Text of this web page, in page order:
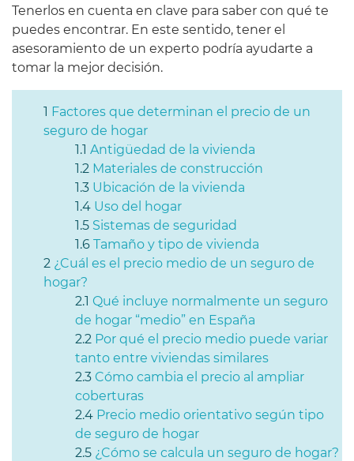
Tenerlos en cuenta en clave para saber con qué te
puedes encontrar. En este sentido, tener el
asesoramiento de un experto podría ayudarte a
tomar la mejor decisión.
Factores que determinan el precio de un
seguro de hogar
Antigüedad de la vivienda
Materiales de construcción
Ubicación de la vivienda
Uso del hogar
Sistemas de seguridad
Tamaño y tipo de vivienda
¿Cuál es el precio medio de un seguro de
hogar?
Qué incluye normalmente un seguro
de hogar “medio” en España
Por qué el precio medio puede variar
tanto entre viviendas similares
Cómo cambia el precio al ampliar
coberturas
Precio medio orientativo según tipo
de seguro de hogar
¿Cómo se calcula un seguro de hogar?